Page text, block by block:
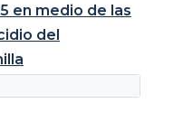
en medio de las
del